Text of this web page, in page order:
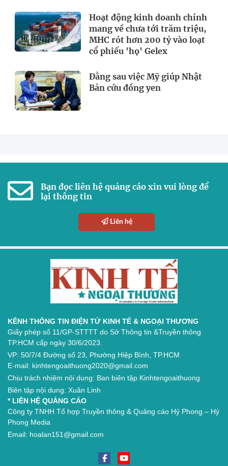
Hoạt động kinh doanh chính
mang về chưa tới trăm triệu,
MHC rót hơn 200 tỷ vào loạt
cổ phiếu 'họ' Gelex
Đằng sau việc Mỹ giúp Nhật
Bản cứu đồng yen
Bạn đọc liên hệ quảng cáo xin vui lòng để
lại thông tin
Liên hệ
KÊNH THÔNG TIN ĐIỆN TỬ KINH TẾ & NGOẠI THƯƠNG
Giấy phép số 11/GP-STTTT do Sở Thông tin &Truyền thông
TP.HCM cấp ngày 30/6/2023.
VP: 50/7/4 Đường số 23, Phường Hiệp Bình, TP.HCM
E-mail: kinhtengoaithuong2020@gmail.com
Chịu trách nhiệm nội dung: Ban biên tập Kinhtengoaithuong
Biên tập nội dung: Xuân Linh
* LIÊN HỆ QUẢNG CÁO
Công ty TNHH Tổ hợp Truyền thông & Quảng cáo Hỷ Phong – Hỷ
Phong Media
Email: hoalan151@gmail.com